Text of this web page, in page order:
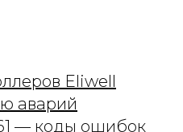
Eliwell
аварий
— коды ошибок